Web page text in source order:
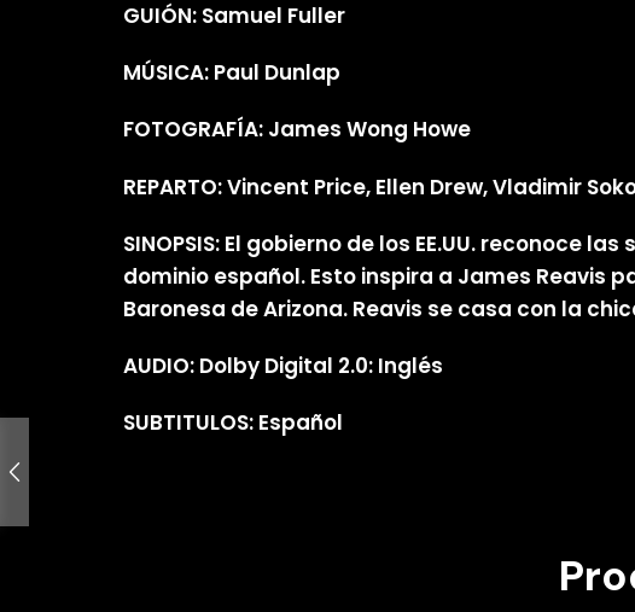
GUIÓN: Samuel Fuller
MÚSICA: Paul Dunlap
FOTOGRAFÍA: James Wong Howe
REPARTO: Vincent Price, Ellen Drew, Vladimir
SINOPSIS: El gobierno de los EE.UU.
dominio español. Esto inspira a James Reavis
Baronesa de Arizona. Reavis se casa con la
AUDIO: Dolby Digital 2.0: Inglés
SUBTITULOS: Español